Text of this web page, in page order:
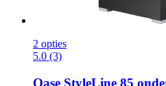
2 opties
5.0 (3)
Oase StyleLine 85